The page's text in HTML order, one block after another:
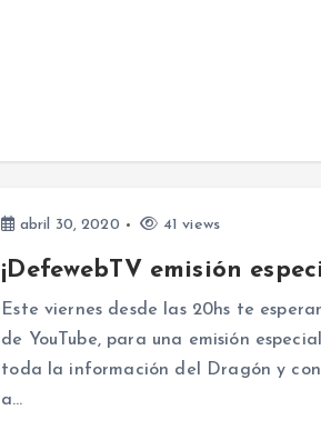
abril 30, 2020 41 views
¡DefewebTV emisión
Este viernes desde las 20hs te
de YouTube, para una emisión
toda la información del Dragón y
a…